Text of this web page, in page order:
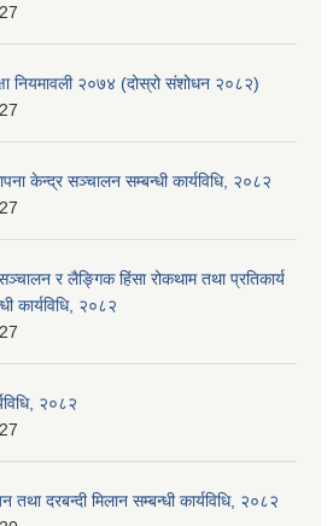
नियमावली २०७४ (दोस्रो संशोधन २०८२)
केन्द्र सञ्चालन सम्बन्धी कार्यविधि, २०८२
र लैङ्गिक हिंसा रोकथाम तथा प्रतिकार्य
कार्यविधि, २०८२
२०८२
तथा दरबन्दी मिलान सम्बन्धी कार्यविधि, २०८२